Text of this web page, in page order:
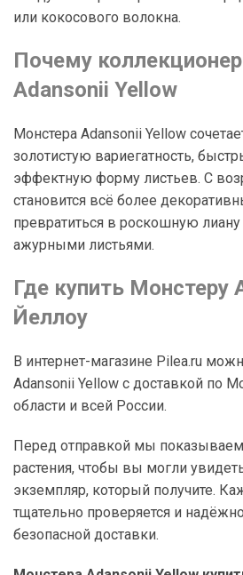
или кокосового волокна.
Почему
Adansonii Yellow
Монстера Adansonii Yellow
золотистую вариегатность,
эффектную форму листьев. С
становится всё более
превратиться в роскошную
ажурными листьями.
Где купить Монстеру
Йеллоу
В интернет-магазине Pilea.ru
Adansonii Yellow с доставкой по
области и всей России.
Перед отправкой мы
растения, чтобы вы могли
экземпляр, который получите.
тщательно проверяется и
безопасной доставки.